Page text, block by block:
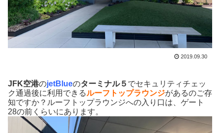
2019.09.30
JFK空港のjetBlueのターミナル５ でセキュリティチェッ
ク通過後に利用できるルーフトップラウンジがあるのご存
知ですか？ルーフトップラウンジへの入り口は、ゲート
28の前くらいにあります。